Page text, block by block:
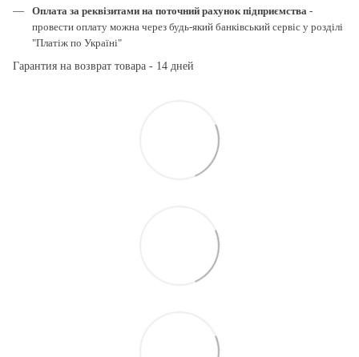
Оплата за реквізитами на поточний рахунок підприємства -
провести оплату можна через будь-який банківський сервіс у розділі
"Платіж по Україні"
Гарантия на возврат товара - 14 дней